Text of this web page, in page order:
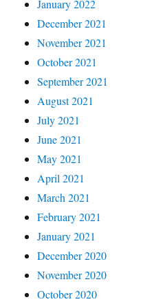
January 2022
December 2021
November 2021
October 2021
September 2021
August 2021
July 2021
June 2021
May 2021
April 2021
March 2021
February 2021
January 2021
December 2020
November 2020
October 2020